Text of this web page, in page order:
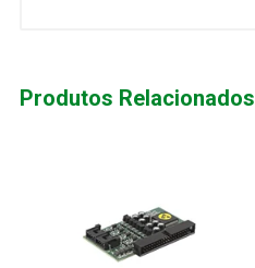
Produtos Relacionados